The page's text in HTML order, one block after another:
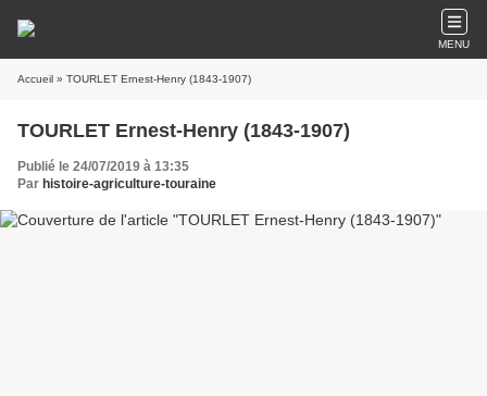
MENU
Accueil » TOURLET Ernest-Henry (1843-1907)
TOURLET Ernest-Henry (1843-1907)
Publié le 24/07/2019 à 13:35
Par histoire-agriculture-touraine